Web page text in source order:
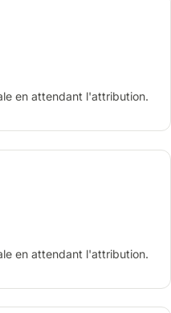
en attendant l'attribution.
en attendant l'attribution.